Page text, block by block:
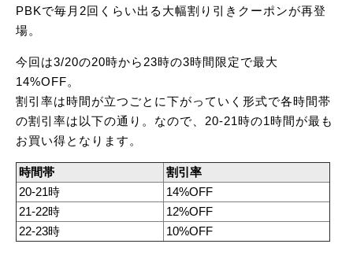
激安情報
PBKで毎月2回くらい出る大幅割り引きクーポンが再登
場。
今回は3/20の20時から23時の3時間限定で最大
14%OFF。
割引率は時間が立つごとに下がっていく形式で各時間帯
の割引率は以下の通り。なので、20-21時の1時間が最も
お買い得となります。
時間帯
割引率
20-21時
14%OFF
21-22時
12%OFF
22-23時
10%OFF